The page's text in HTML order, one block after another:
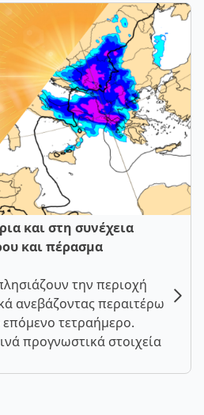
και στη συνέχεια
και πέρασμα
την περιοχή
ανεβάζοντας περαιτέρω
τετραήμερο.
προγνωστικά στοιχεία